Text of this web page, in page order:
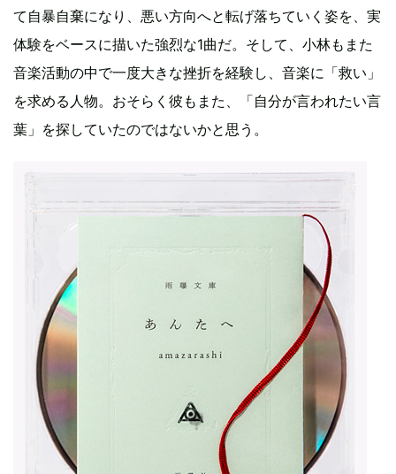
て自暴自棄になり、悪い方向へと転げ落ちていく姿を、実
体験をベースに描いた強烈な1曲だ。そして、小林もまた
音楽活動の中で一度大きな挫折を経験し、音楽に「救い」
を求める人物。おそらく彼もまた、「自分が言われたい言
葉」を探していたのではないかと思う。